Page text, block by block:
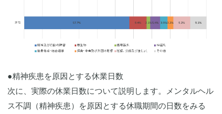
●精神疾患を原因とする休業日数
次に、実際の休業日数について説明します。メンタルヘル
ス不調（精神疾患）を原因とする休職期間の日数をみる